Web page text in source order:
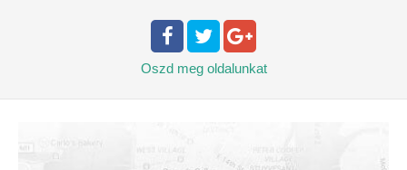
Oszd meg oldalunkat